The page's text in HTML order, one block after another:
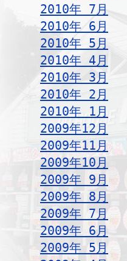
2010年 7月
2010年 6月
2010年 5月
2010年 4月
2010年 3月
2010年 2月
2010年 1月
2009年12月
2009年11月
2009年10月
2009年 9月
2009年 8月
2009年 7月
2009年 6月
2009年 5月